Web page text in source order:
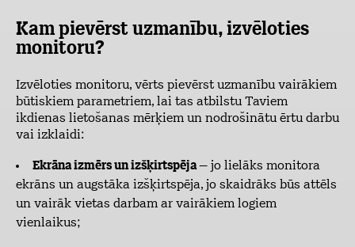
Kam pievērst uzmanību, izvēloties
monitoru?
Izvēloties monitoru, vērts pievērst uzmanību vairākiem
būtiskiem parametriem, lai tas atbilstu Taviem
ikdienas lietošanas mērķiem un nodrošinātu ērtu darbu
vai izklaidi:
Ekrāna izmērs un izšķirtspēja– jo lielāks monitora
ekrāns un augstāka izšķirtspēja, jo skaidrāks būs attēls
un vairāk vietas darbam ar vairākiem logiem
vienlaikus;